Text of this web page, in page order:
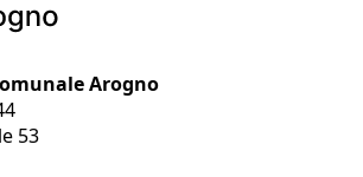
Arogno
53